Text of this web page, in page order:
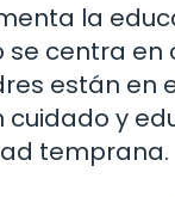
la
se centra
están en
y
temprana.